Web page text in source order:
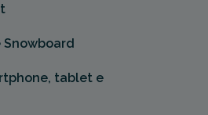
Snowboard
tablet e